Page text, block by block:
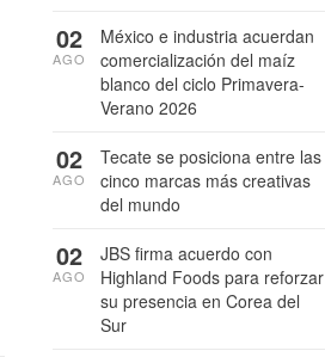
México e industria acuerdan
comercialización del maíz
blanco del ciclo Primavera-
Verano 2026
02
AGO
Tecate se posiciona entre las
cinco marcas más creativas
del mundo
02
AGO
JBS firma acuerdo con
Highland Foods para reforzar
su presencia en Corea del
Sur
02
AGO